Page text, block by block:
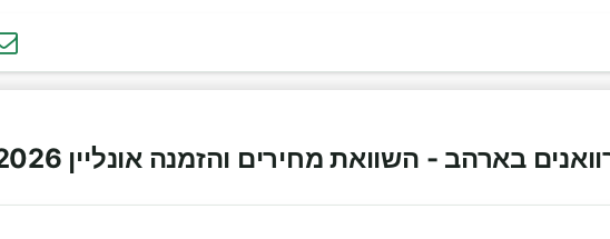
בארהב - השוואת מחירים והזמנה אונליין 2026